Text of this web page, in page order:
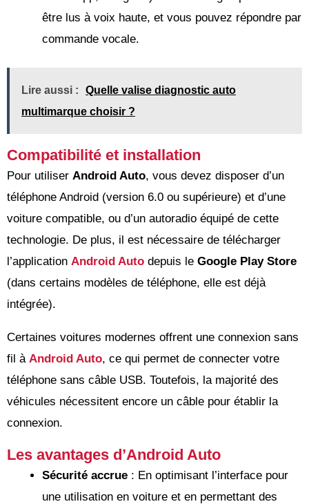
être lus à voix haute, et vous pouvez répondre par
commande vocale.
Lire aussi :
Quelle valise diagnostic auto
multimarque choisir ?
Compatibilité et installation
Pour utiliser Android Auto, vous devez disposer d’un
téléphone Android (version 6.0 ou supérieure) et d’une
voiture compatible, ou d’un autoradio équipé de cette
technologie. De plus, il est nécessaire de télécharger
l’application Android Auto depuis le Google Play Store
(dans certains modèles de téléphone, elle est déjà
intégrée).
Certaines voitures modernes offrent une connexion sans
fil à Android Auto, ce qui permet de connecter votre
téléphone sans câble USB. Toutefois, la majorité des
véhicules nécessitent encore un câble pour établir la
connexion.
Les avantages d’Android Auto
Sécurité accrue : En optimisant l’interface pour
une utilisation en voiture et en permettant des